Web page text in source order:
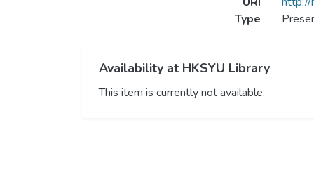
Type
Availability at HKSYU Library
This item is currently not available.